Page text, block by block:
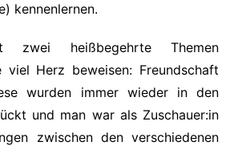
kennenlernen.
heißbegehrte Themen
viel Herz beweisen: Freundschaft
wurden immer wieder in den
und man war als Zuschauer:in
zwischen den verschiedenen